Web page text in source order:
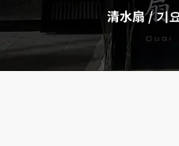
清水扇 / 기